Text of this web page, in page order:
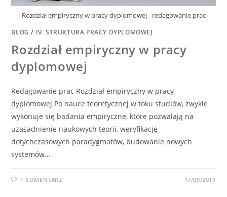
Rozdział empiryczny w pracy dyplomowej - redagowanie prac
BLOG / IV. STRUKTURA PRACY DYPLOMOWEJ
Rozdział empiryczny w pracy
dyplomowej
Redagowanie prac Rozdział empiryczny w pracy
dyplomowej Po nauce teoretycznej w toku studiów, zwykle
wykonuje się badania empiryczne, które pozwalają na
uzasadnienie naukowych teorii, weryfikację
dotychczasowych paradygmatów, budowanie nowych
systemów…
1 KOMENTARZ 17/09/2019